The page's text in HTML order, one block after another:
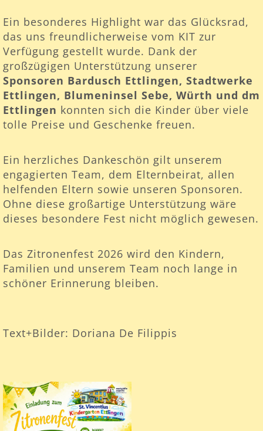
Ein besonderes Highlight war das Glücksrad,
das uns freundlicherweise vom KIT zur
Verfügung gestellt wurde. Dank der
großzügigen Unterstützung unserer
Sponsoren Bardusch Ettlingen, Stadtwerke
Ettlingen, Blumeninsel Sebe, Würth und dm
Ettlingen konnten sich die Kinder über viele
tolle Preise und Geschenke freuen.
Ein herzliches Dankeschön gilt unserem
engagierten Team, dem Elternbeirat, allen
helfenden Eltern sowie unseren Sponsoren.
Ohne diese großartige Unterstützung wäre
dieses besondere Fest nicht möglich gewesen.
Das Zitronenfest 2026 wird den Kindern,
Familien und unserem Team noch lange in
schöner Erinnerung bleiben.
Text+Bilder: Doriana De Filippis